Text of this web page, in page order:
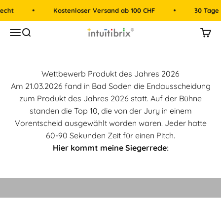
Zum Inhalt springenKostenloser Versand ab 100 CHF 30
MenüSuche intuitibrix.ch | Spielend Mathe lernen
Mein
Wettbewerb Produkt des Jahres 2026
Am 21.03.2026 fand in Bad Soden die Endausscheidung
zum Produkt des Jahres 2026 statt. Auf der Bühne
standen die Top 10, die von der Jury in einem
Vorentscheid ausgewählt worden waren. Jeder hatte
60-90 Sekunden Zeit für einen Pitch.
Hier kommt meine Siegerrede: